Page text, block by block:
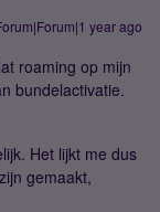
year ago
roaming op mijn
bundelactivatie.
Het lijkt me dus
gemaakt,